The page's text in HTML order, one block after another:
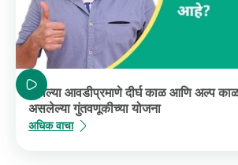
आपल्या आवडीप्रमाणे दीर्घ काळ आणि अल्प
असलेल्या गुंतवणूकीच्या योजना
अधिक वाचा